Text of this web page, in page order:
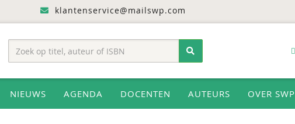
klantenservice@mailswp.com
NIEUWS AGENDA DOCENTEN AUTEURS OVER SWP